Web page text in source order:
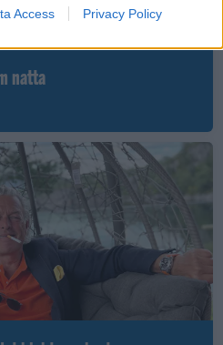
Access Privacy Policy
natta